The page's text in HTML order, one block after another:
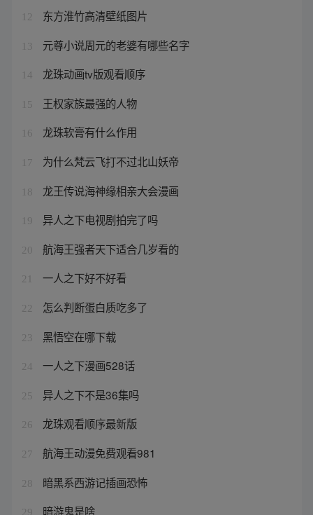
12 东方淮竹高清壁纸图片
13 元尊小说周元的老婆有哪些名字
14 龙珠动画tv版观看顺序
15 王权家族最强的人物
16 龙珠软膏有什么作用
17 为什么梵云飞打不过北山妖帝
18 龙王传说海神缘相亲大会漫画
19 异人之下电视剧拍完了吗
20 航海王强者天下适合几岁看的
21 一人之下好不好看
22 怎么判断蛋白质吃多了
23 黑悟空在哪下载
24 一人之下漫画528话
25 异人之下不是36集吗
26 龙珠观看顺序最新版
27 航海王动漫免费观看981
28 暗黑系西游记插画恐怖
29 暗游鬼是啥